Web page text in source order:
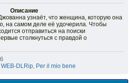
Описание
узнаёт, что женщина, которую она
на самом деле её удочерила. Чтобы
отправиться на поиски
столкнуться с правдой о
WEB-DLRip, Per il mio bene